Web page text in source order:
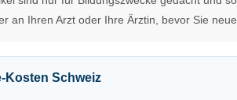
an Ihren Arzt oder Ihre Ärztin, bevor Sie
Kosten Schweiz